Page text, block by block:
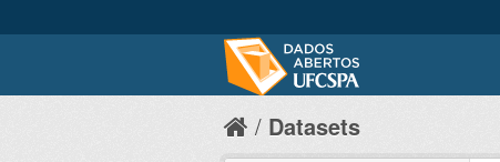
Datasets